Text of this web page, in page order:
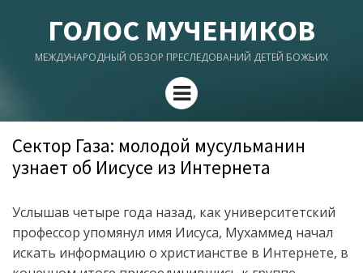
ГОЛОС МУЧЕНИКОВ
МЕЖДУНАРОДНЫЙ ОБЗОР ПРЕСЛЕДОВАНИЙ ДЕТЕЙ БОЖЬИХ
Menu
Сектор Газа: молодой мусульманин
узнает об Иисусе из Интернета
Услышав четыре года назад, как университетский
профессор упомянул имя Иисуса, Мухаммед начал
искать информацию о христианстве в Интернете, в